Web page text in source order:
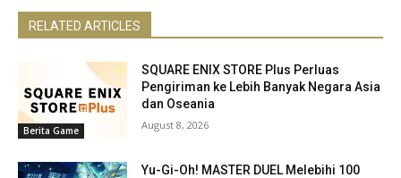
RELATED ARTICLES
Berita Game
SQUARE ENIX STORE Plus Perluas
Pengiriman ke Lebih Banyak Negara Asia
dan Oseania
August 8, 2026
Yu-Gi-Oh! MASTER DUEL Melebihi 100